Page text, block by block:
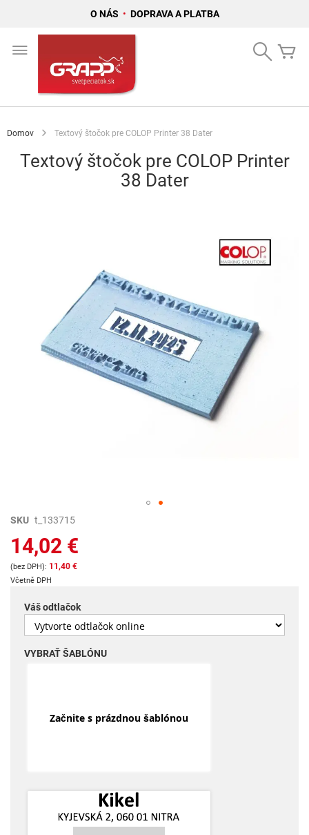
O NÁS • DOPRAVA A PLATBA
Search
Domov Textový štočok pre COLOP Printer 38 Dater
Textový štočok pre COLOP Printer
38 Dater
Preskočiť
začiatok
galérie
obrázkov
SKU t_133715
14,02 €
11,40 €
Včetně DPH
Váš odtlačok
VYBRAŤ ŠABLÓNU
Začnite s prázdnou šablónou